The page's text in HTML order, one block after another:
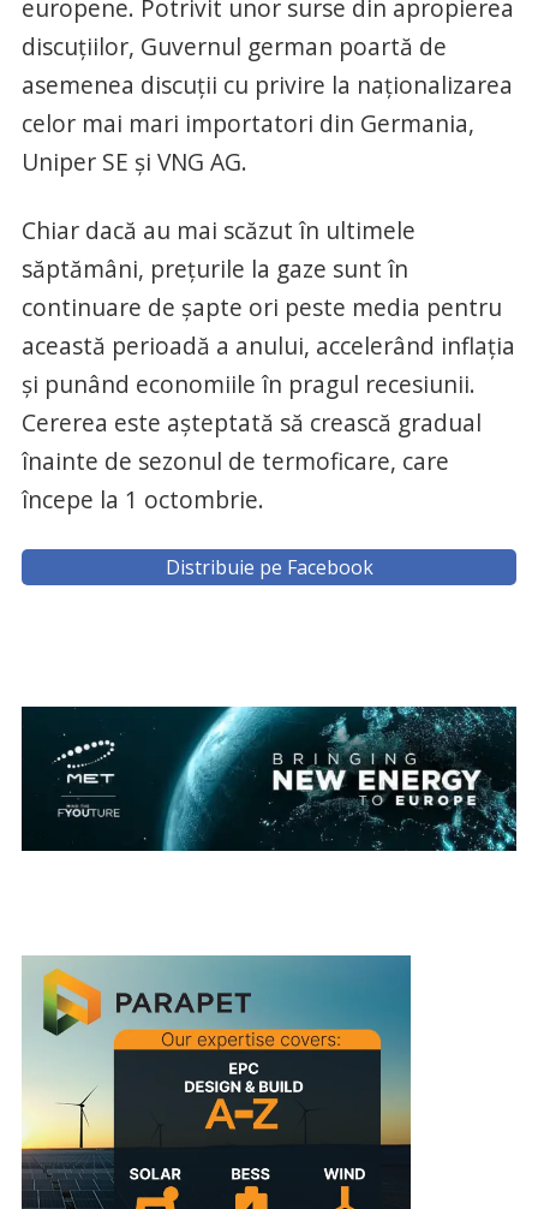
europene. Potrivit unor surse din apropierea
discuţiilor, Guvernul german poartă de
asemenea discuţii cu privire la naţionalizarea
celor mai mari importatori din Germania,
Uniper SE şi VNG AG.
Chiar dacă au mai scăzut în ultimele
săptămâni, preţurile la gaze sunt în
continuare de şapte ori peste media pentru
această perioadă a anului, accelerând inflaţia
şi punând economiile în pragul recesiunii.
Cererea este aşteptată să crească gradual
înainte de sezonul de termoficare, care
începe la 1 octombrie.
Distribuie pe Facebook